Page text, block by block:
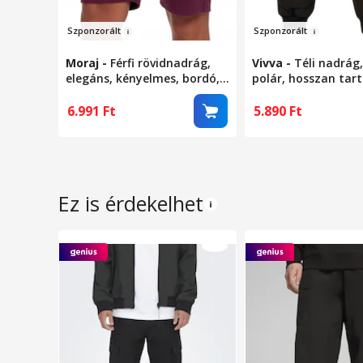
Szponzorált
Moraj - Férfi rövidnadrág,
elegáns, kényelmes, bordó,
6.991 Ft
Szponzorált
Vivva - Téli
polár, hosszan
kényelem,
anyag, cipzáras
5.890 Ft
Ez is érdekelhet